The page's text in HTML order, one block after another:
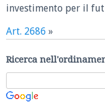
investimento per il
Art. 2686 »
Ricerca